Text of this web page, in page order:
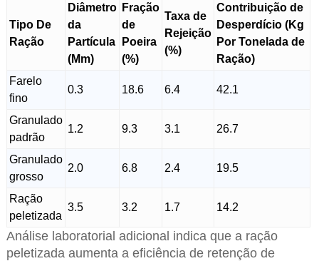
Tipo De
Ração
Diâmetro
da
Partícula
(Mm)
Fração
de
Poeira
(%)
Taxa de
Rejeição
(%)
Contribuição de
Desperdício (Kg
Por Tonelada de
Ração)
Farelo
fino
0.3 18.6 6.4 42.1
Granulado
padrão
1.2 9.3 3.1 26.7
Granulado
grosso
2.0 6.8 2.4 19.5
Ração
peletizada
3.5 3.2 1.7 14.2
Análise laboratorial adicional indica que a ração
peletizada aumenta a eficiência de retenção de